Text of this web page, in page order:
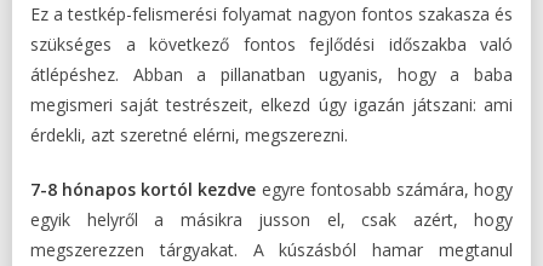
Ez a testkép-felismerési folyamat nagyon fontos szakasza és
szükséges a következő fontos fejlődési időszakba való
átlépéshez. Abban a pillanatban ugyanis, hogy a baba
megismeri saját testrészeit, elkezd úgy igazán játszani: ami
érdekli, azt szeretné elérni, megszerezni.
7-8 hónapos kortól kezdve egyre fontosabb számára, hogy
egyik helyről a másikra jusson el, csak azért, hogy
megszerezzen tárgyakat. A kúszásból hamar megtanul